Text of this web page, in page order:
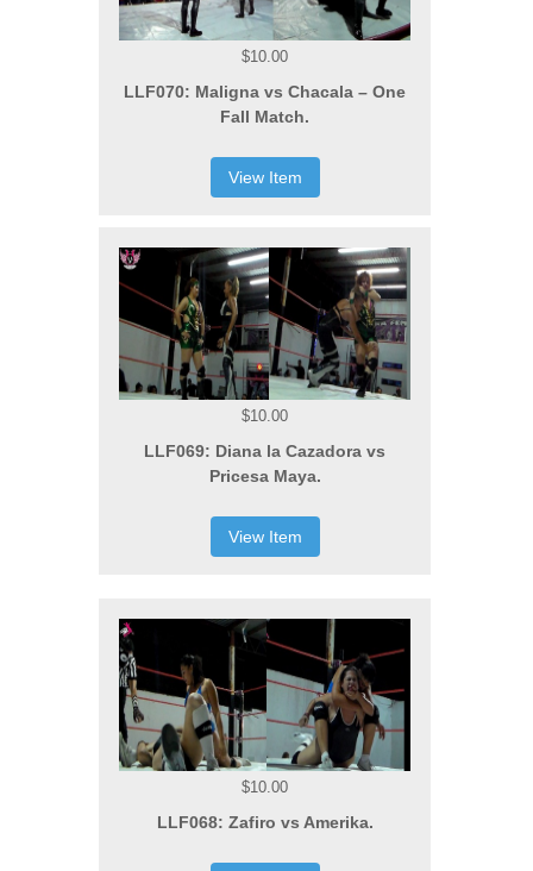
$10.00
LLF070: Maligna vs Chacala – One
Fall Match.
View Item
$10.00
LLF069: Diana la Cazadora vs
Pricesa Maya.
View Item
$10.00
LLF068: Zafiro vs Amerika.